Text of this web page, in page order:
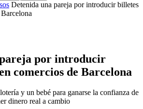
Detenida una pareja por introducir billetes
por introducir
comercios de Barcelona
y un bebé para ganarse la confianza de
dinero real a cambio